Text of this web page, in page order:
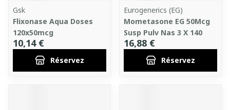
Gsk
Flixonase Aqua Doses
120x50mcg
10,14 €
Réservez
Eurogenerics (EG)
Mometasone EG 50Mcg
Susp Pulv Nas 3 X 140
16,88 €
Réservez